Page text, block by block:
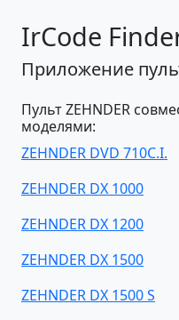
IrCode
Приложение
Пульт ZEHNDER
моделями:
ZEHNDER DVD 710C.I.
ZEHNDER DX 1000
ZEHNDER DX 1200
ZEHNDER DX 1500
ZEHNDER DX 1500 S